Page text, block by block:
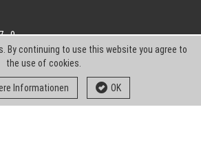
- 0
- 239
By continuing to use this website you agree to
the use of cookies.
Informationen OK